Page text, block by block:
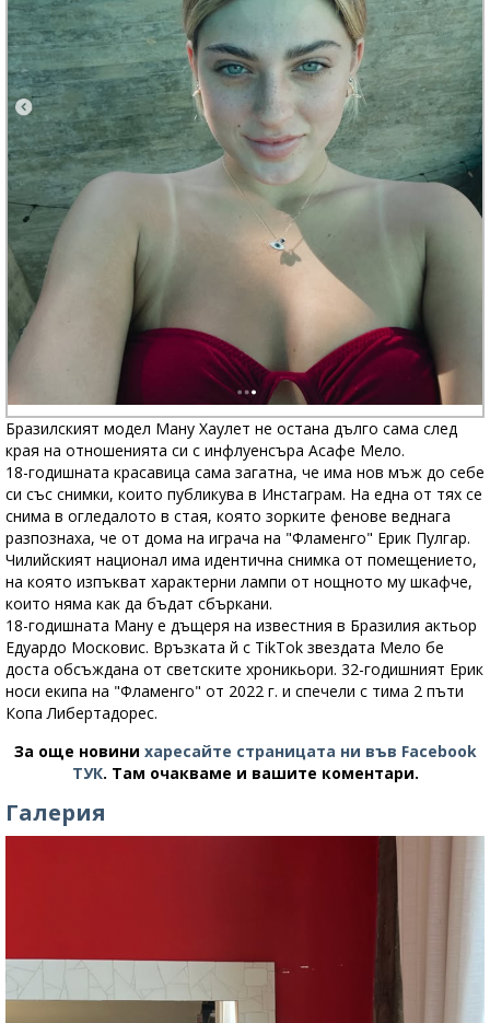
Бразилският модел Ману Хаулет не остана дълго сама след
края на отношенията си с инфлуенсъра Асафе Мело.
18-годишната красавица сама загатна, че има нов мъж до себе
си със снимки, които публикува в Инстаграм. На една от тях се
снима в огледалото в стая, която зорките фенове веднага
разпознаха, че от дома на играча на "Фламенго" Ерик Пулгар.
Чилийският национал има идентична снимка от помещението,
на която изпъкват характерни лампи от нощното му шкафче,
които няма как да бъдат сбъркани.
18-годишната Ману е дъщеря на известния в Бразилия актьор
Едуардо Московис. Връзката й с TikTok звездата Мело бе
доста обсъждана от светските хроникьори. 32-годишният Ерик
носи екипа на "Фламенго" от 2022 г. и спечели с тима 2 пъти
Копа Либертадорес.
За още новини харесайте страницата ни във Facebook
ТУК. Там очакваме и вашите коментари.
Галерия